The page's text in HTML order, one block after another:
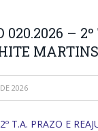
020.2026 –
2026
T.A. PRAZO E